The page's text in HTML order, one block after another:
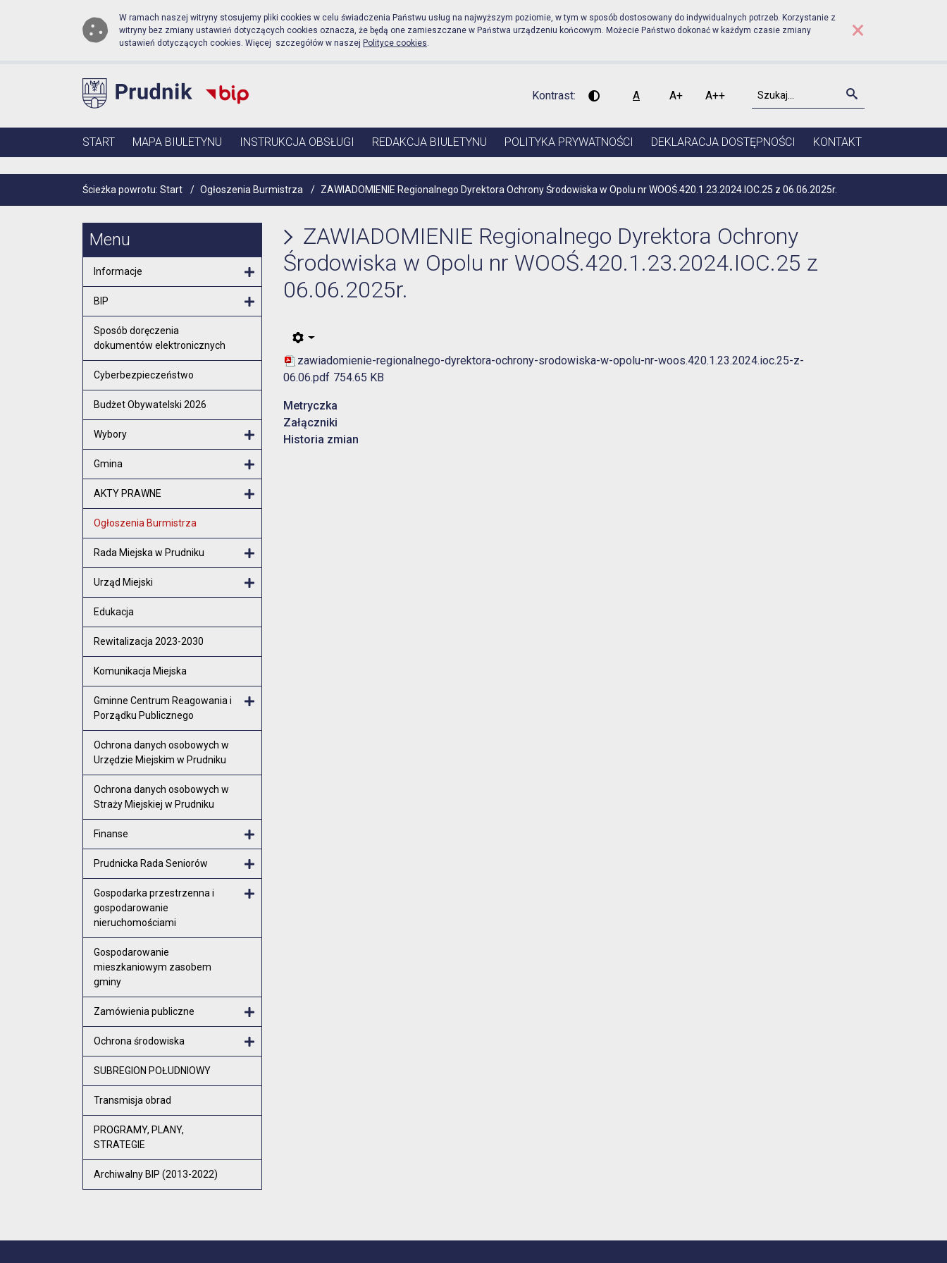
Biuletyn Informacji Publicznej Urząd Miejski w Prudniku -
Przejdź do menu głównego
Przejdź do głównej zawartościW ramach naszej witryny stosujemy pliki cookies w celu świadczenia Państwu usług na najwyższym poziomie, w tym w sposób dostosowany do indywidualnych potrzeb. Korzystanie z
witryny bez zmiany ustawień dotyczących cookies oznacza, że będą one zamieszczane w Państwa urządzeniu końcowym. Możecie Państwo dokonać w każdym czasie zmiany
ustawień dotyczących cookies. Więcej szczegółów w naszej Polityce cookies. ×
Kontrast:
Wysoki kontrast
A
Czcionka domyślna
A+
Czcionka średnia
A++
Czcionka duża
Szukaj Szukaj
Menu główne
START MAPA BIULETYNU INSTRUKCJA OBSŁUGI REDAKCJA BIULETYNU POLITYKA PRYWATNOŚCI DEKLARACJA DOSTĘPNOŚCI KONTAKT
Ścieżka powrotu: Start / Ogłoszenia Burmistrza / ZAWIADOMIENIE Regionalnego Dyrektora Ochrony Środowiska w Opolu nr WOOŚ.420.1.23.2024.IOC.25 z 06.06.2025r.
Menu
Informacje
Otwórz menu
BIP
Sposób doręczenia
dokumentów elektronicznych
Cyberbezpieczeństwo
Budżet Obywatelski 2026
Wybory
Gmina
AKTY PRAWNE
Ogłoszenia Burmistrza
Rada Miejska w Prudniku
Urząd Miejski
Edukacja
Rewitalizacja 2023-2030
Komunikacja Miejska
Gminne Centrum Reagowania i
Porządku Publicznego
Ochrona danych osobowych w
Urzędzie Miejskim w Prudniku
Ochrona danych osobowych w
Straży Miejskiej w Prudniku
Finanse
Prudnicka Rada Seniorów
Gospodarka przestrzenna i
gospodarowanie
nieruchomościami
Gospodarowanie
mieszkaniowym zasobem
gminy
Zamówienia publiczne
Ochrona środowiska
SUBREGION POŁUDNIOWY
Transmisja obrad
PROGRAMY, PLANY,
STRATEGIE
Archiwalny BIP (2013-2022)
ZAWIADOMIENIE Regionalnego Dyrektora Ochrony
Środowiska w Opolu nr WOOŚ.420.1.23.2024.IOC.25 z
06.06.2025r.
zawiadomienie-regionalnego-dyrektora-ochrony-srodowiska-w-opolu-nr-woos.420.1.23.2024.ioc.25-z-
06.06.pdf 754.65 KB
Metryczka
Załączniki
Historia zmian